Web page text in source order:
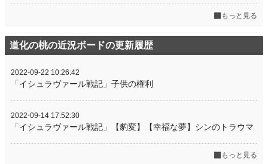
もっと見る
道化の桃の近況ボードの更新履歴
2022-09-22 10:26:42
「イシュラヴァール戦記」子供の権利
2022-09-14 17:52:30
「イシュラヴァール戦記」【豹変】【幸福な夢】シンのトラウマ
もっと見る